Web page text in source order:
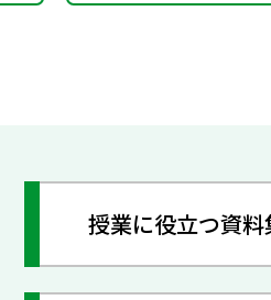
授業に役立つ資料